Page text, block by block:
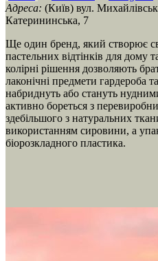
Адреса: (Київ) вул.
Катерининська, 7
Ще один бренд, який створює
пастельних відтінків для дому
колірні рішення дозволяють
лаконічні предмети гардероба
набриднуть або стануть
активно бореться з
здебільшого з натуральних
використанням сировини, а
біорозкладного пластика.